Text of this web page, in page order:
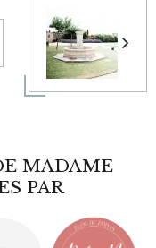
MADAME
PAR